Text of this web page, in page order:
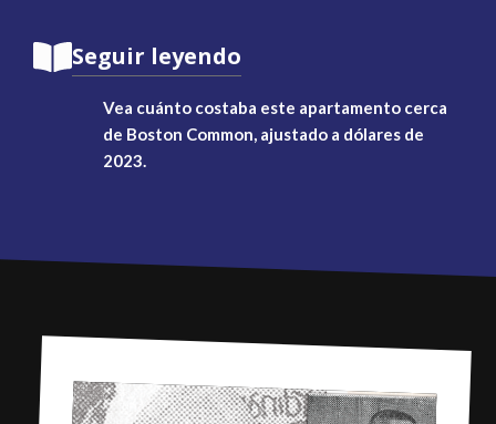
Seguir leyendo
Vea cuánto costaba este apartamento cerca
de Boston Common, ajustado a dólares de
2023.